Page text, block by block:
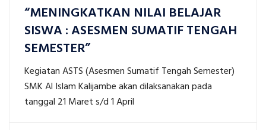
“MENINGKATKAN NILAI BELAJAR
SISWA : ASESMEN SUMATIF TENGAH
SEMESTER”
Kegiatan ASTS (Asesmen Sumatif Tengah Semester)
SMK Al Islam Kalijambe akan dilaksanakan pada
tanggal 21 Maret s/d 1 April